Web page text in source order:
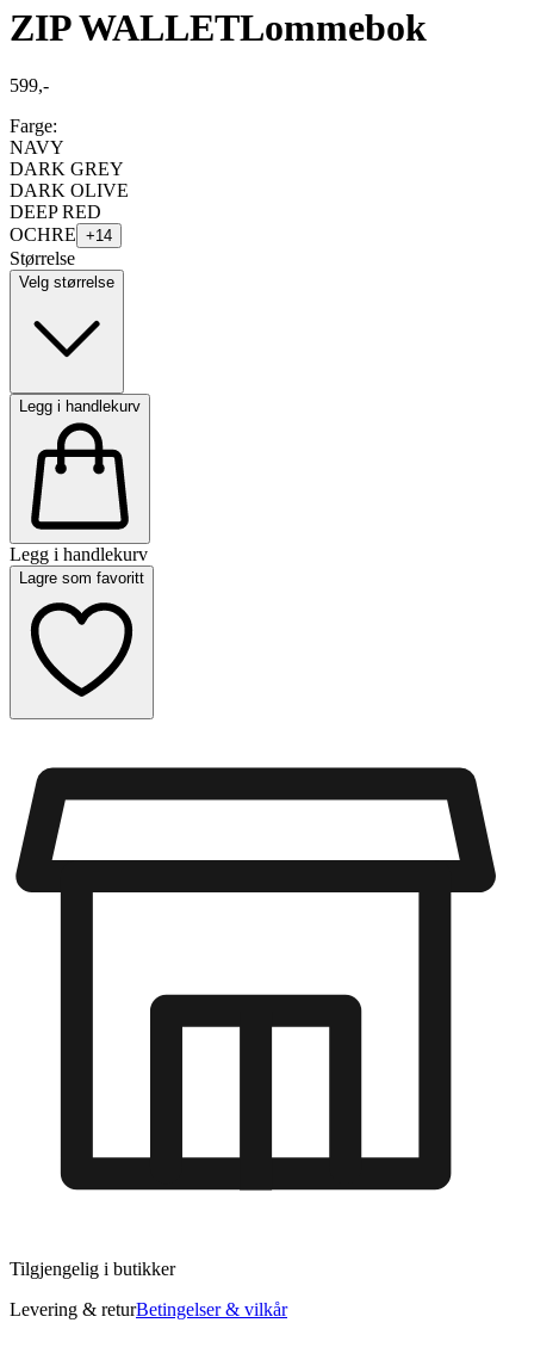
ZIP WALLETLommebok
599,-
Farge:
NAVY
DARK GREY
DARK OLIVE
DEEP RED
OCHRE +14
Størrelse
Velg størrelse
Legg i handlekurv
Legg i handlekurv
Lagre som favoritt
Tilgjengelig i butikker
Levering & returBetingelser & vilkår